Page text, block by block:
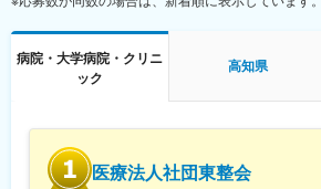
県)、船橋駅、札幌駅、仙台駅(地下鉄)
浜松駅、三島田町駅、市役所前駅(長野県
日市駅、電鉄富山駅・エスタ前駅、福井
(阪神線)、なんば駅(地下鉄)、高槻駅、
島県)、高松築港駅、高知橋駅、眉山ロー
駅、小倉駅(福岡県)、東比恵駅、鹿児島
病院・大学病院・クリニ
ック
高知県
医療法人社団東整会